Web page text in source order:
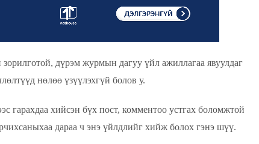
дүрэм журмын дагуу үйл ажиллагаа явуулдаг
нөлөө үзүүлэхгүй болов у.
гарахдаа хийсэн бүх пост, комментоо устгах боломжтой
дараа ч энэ үйлдлийг хийж болох гэнэ шүү.